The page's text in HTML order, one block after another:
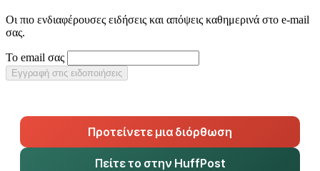
Οι πιο ενδιαφέρουσες ειδήσεις και απόψεις καθημερινά στο e-mail
σας.
Το email σας
Εγγραφή στις ειδοποιήσεις
Προτείνετε μια διόρθωση
Πείτε το στην HuffPost